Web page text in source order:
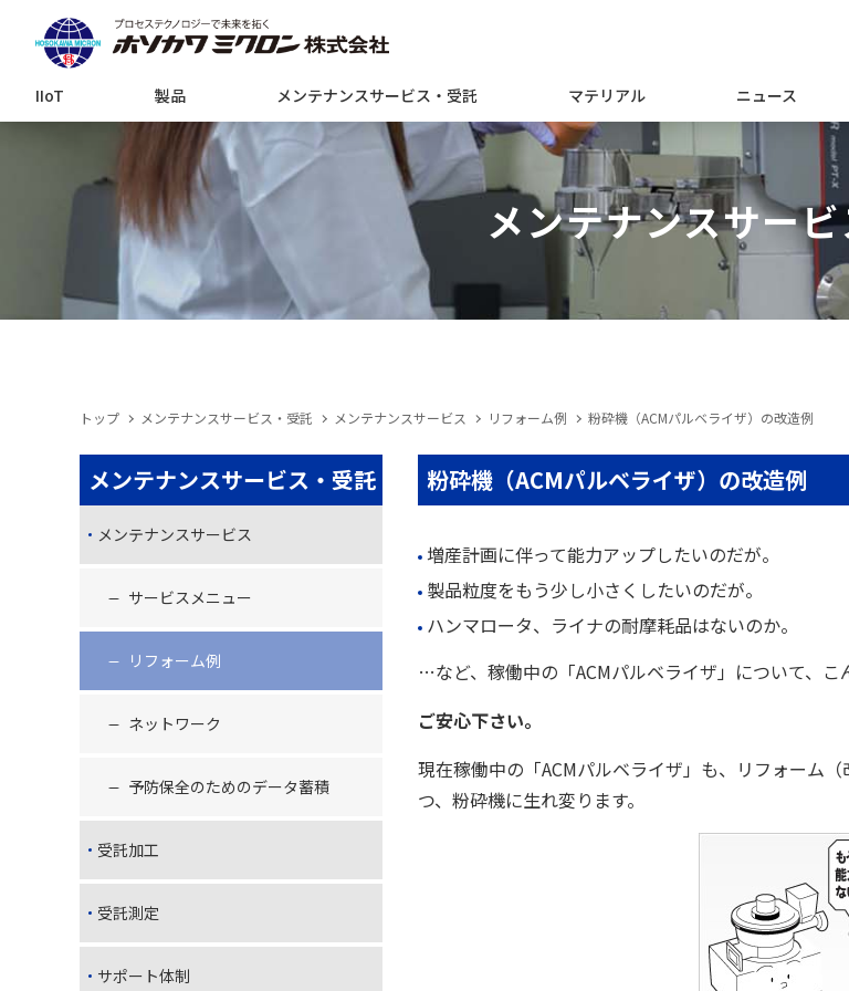
IIoT 製品 メンテナンスサービス・受託 マテリアル ニュース
メンテナンスサー
トップ メンテナンスサービス・受託 メンテナンスサービス リフォーム例 粉砕機（ACMパルベライザ）の改造例
メンテナンスサービス・受託
メンテナンスサービス
サービスメニュー
リフォーム例
ネットワーク
予防保全のためのデータ蓄積
受託加工
受託測定
サポート体制
粉砕機（ACMパルベライザ）の改造例
増産計画に伴って能力アップしたいのだが。
製品粒度をもう少し小さくしたいのだが。
ハンマロータ、ライナの耐摩耗品はないのか。
…など、稼働中の「ACMパルベライザ」について、こ
ご安心下さい。
現在稼働中の「ACMパルベライザ」も、リフォーム
つ、粉砕機に生れ変ります。